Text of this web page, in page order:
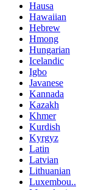
Hausa
Hawaiian
Hebrew
Hmong
Hungarian
Icelandic
Igbo
Javanese
Kannada
Kazakh
Khmer
Kurdish
Kyrgyz
Latin
Latvian
Lithuanian
Luxembou..